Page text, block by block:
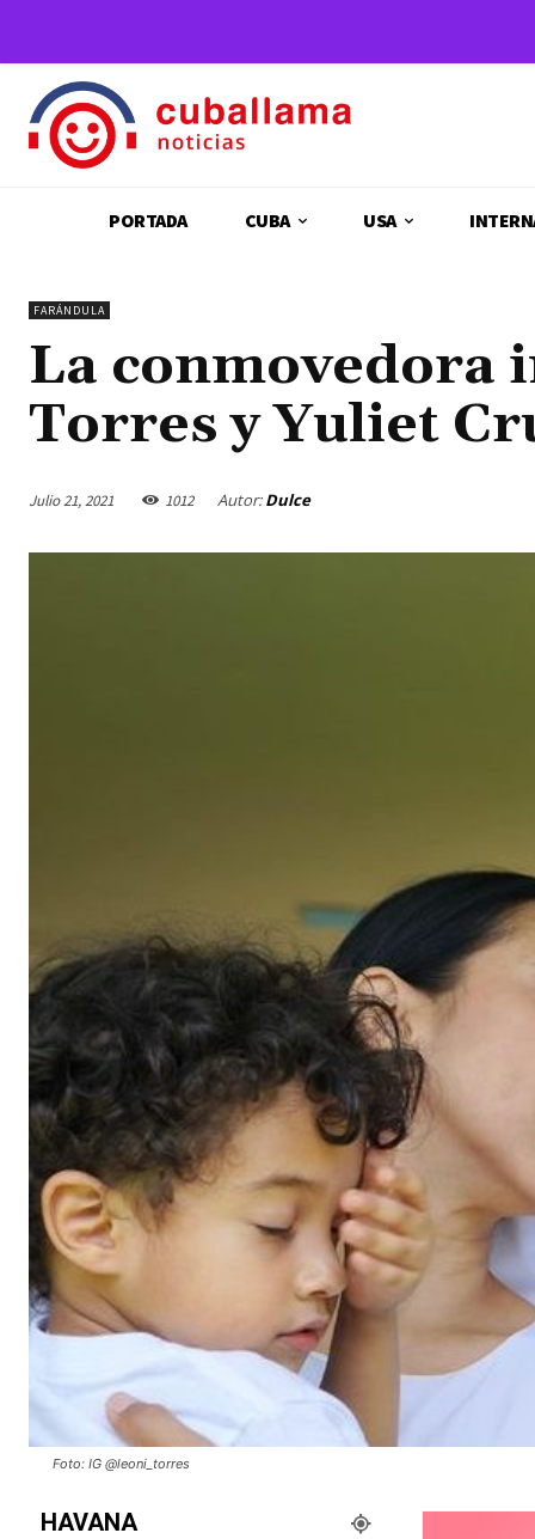
PORTADA CUBA USA
FARÁNDULA
La conmovedora
Torres y Yuliet
Julio 21, 2021 1012 Autor: Dulce
Foto: IG @leoni_torres
HAVANA